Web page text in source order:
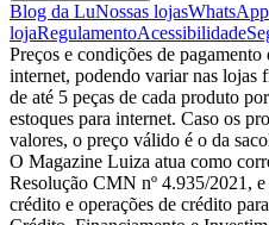
Blog da LuNossas lojas
lojaRegulamentoAcessibilidade
Preços e condições de
internet, podendo variar nas lojas
de até 5 peças de cada produto
estoques para internet. Caso os
valores, o preço válido é o da
O Magazine Luiza atua como
Resolução CMN nº 4.935/2021,
crédito e operações de crédito